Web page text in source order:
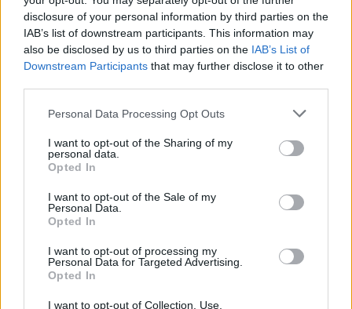
disclosure of your personal information by third parties on the
IAB’s list of downstream participants. This information may
also be disclosed by us to third parties on the IAB’s List of
Downstream Participants that may further disclose it to other
Please note that this website/app uses one or more Google
not limited to your visit or usage behaviour. You may click to
grant or deny consent to Google and its third-party tags to
use your data for below specified purposes in below Google
consent section.
Personal Data Processing Opt Outs
I want to opt-out of the Sharing of my
personal data.
Opted In
I want to opt-out of the Sale of my
Personal Data.
Opted In
I want to opt-out of processing my
Personal Data for Targeted Advertising.
Opted In
I want to opt-out of Collection, Use,
OK, akkor rakhatod szájba az anyádat az összes
fideszes tetűvel együtt, ha már idevonszoltad a
beled.
Jakab.gipsz
@Attilajukkaja:
más a taktikát kell alkalmazni a stratégiai cél
elérésekor és mást, a stratégiai pozíció
Naná, hogy Simicskát ezt a korhely ifjúkori cimborát